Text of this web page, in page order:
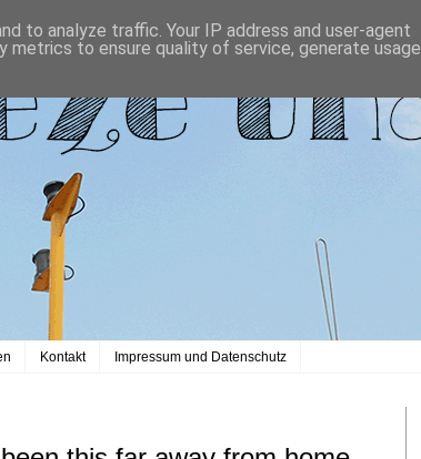
Kontakt Impressum und Datenschutz
to analyze traffic. Your IP address and user-agent
metrics to ensure quality of service, generate usage